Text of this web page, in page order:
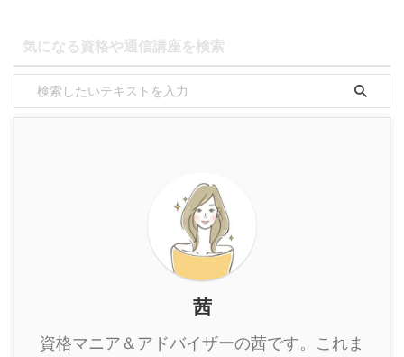
気になる資格や通信講座を検索
茜
資格マニア＆アドバイザーの茜です。これま